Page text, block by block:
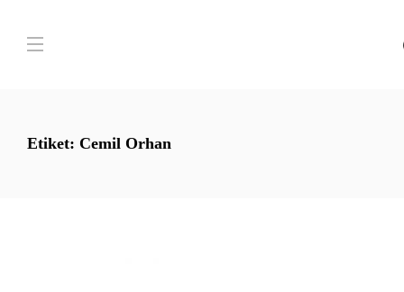
Etiket: Cemil Orhan